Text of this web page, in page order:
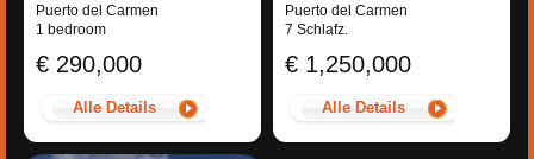
Puerto del Carmen
1 bedroom
€ 290,000
Alle Details
Puerto del Carmen
7 Schlafz.
€ 1,250,000
Alle Details